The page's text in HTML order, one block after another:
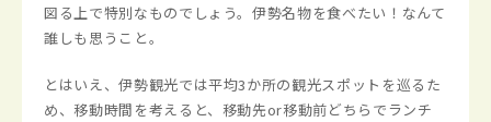
図る上で特別なものでしょう。伊勢名物を食べたい！なんて
誰しも思うこと。
とはいえ、伊勢観光では平均3か所の観光スポットを巡るた
め、移動時間を考えると、移動先or移動前どちらでランチ